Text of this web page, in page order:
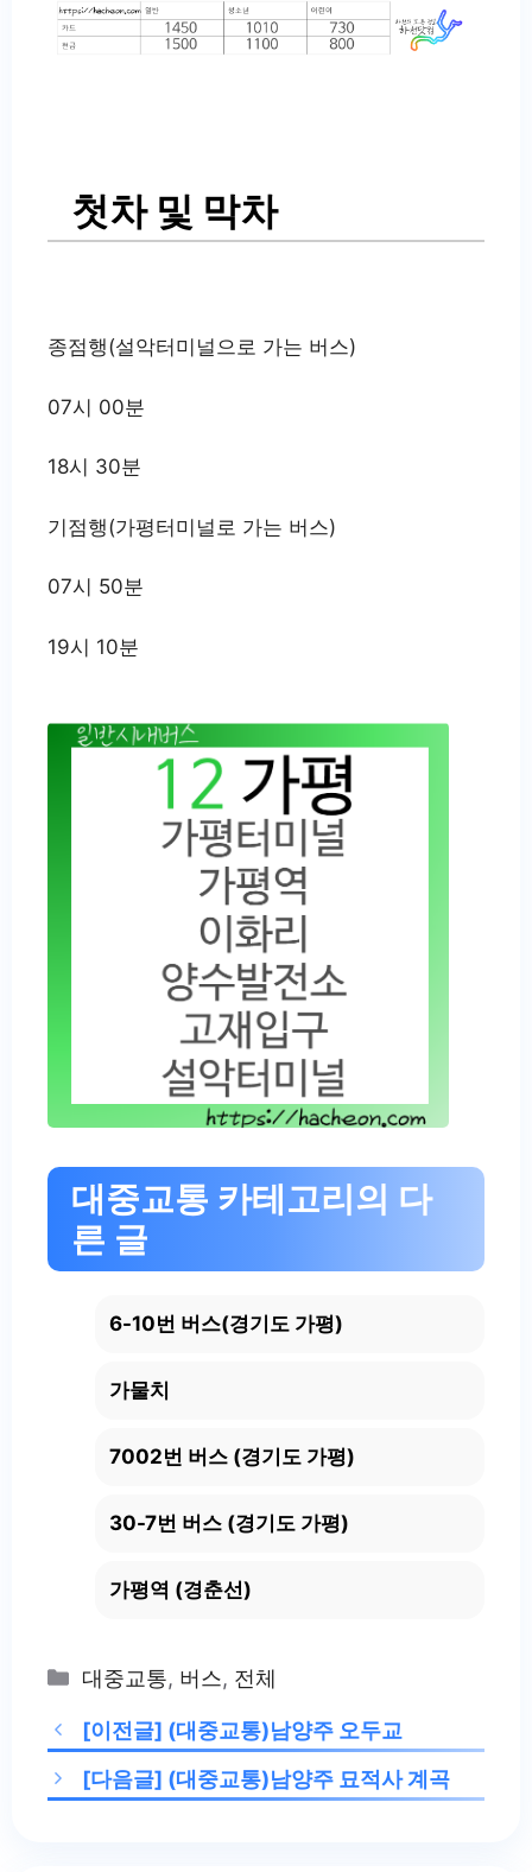
첫차 및 막차
종점행(설악터미널으로 가는 버스)
07시 00분
18시 30분
기점행(가평터미널로 가는 버스)
07시 50분
19시 10분
대중교통 카테고리의 다
른 글
6-10번 버스(경기도 가평)
가물치
7002번 버스 (경기도 가평)
30-7번 버스 (경기도 가평)
가평역 (경춘선)
Categories
대중교통, 버스, 전체
[이전글] (대중교통)남양주 오두교
[다음글] (대중교통)남양주 묘적사 계곡